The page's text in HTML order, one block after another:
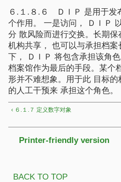
６.１.８.６ ＤＩＰ 是用于发
个作用。 一是访问， ＤＩＰ
分 散风险而进行交换。长期
机构共享， 也可以与承担档
下， ＤＩＰ 将包含承担该角
档案馆作为最后的手段。某个
形并不难想象。用于此 目标
的人工干预来 承担这个角色。
‹ ６.１.７ 定义数字对象
Printer-friendly version
BACK TO TOP